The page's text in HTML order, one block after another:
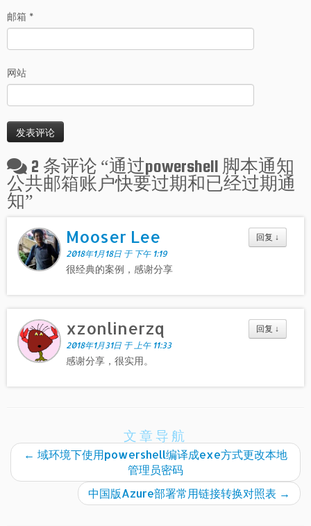
邮箱 *
网站
2 条评论 “通过powershell 脚本通知
公共邮箱账户快要过期和已经过期通
知”
回复 ↓
Mooser Lee
2018年1月18日 于 下午 1:19
很经典的案例，感谢分享
回复 ↓
xzonlinerzq
2018年1月31日 于 上午 11:33
感谢分享，很实用。
文章导航
← 域环境下使用powershell编译成exe方式更改本地
管理员密码
中国版Azure部署常用链接转换对照表 →